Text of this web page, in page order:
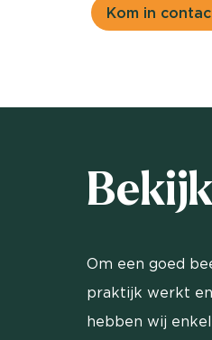
Kom in
Bekijk
Om een goed
praktijk werkt
hebben wij